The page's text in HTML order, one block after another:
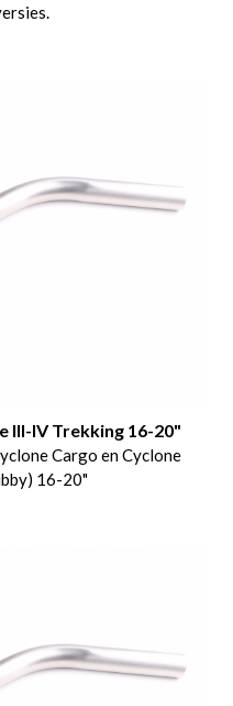
III-IV Trekking 16-20"
Cargo en Cyclone
16-20"